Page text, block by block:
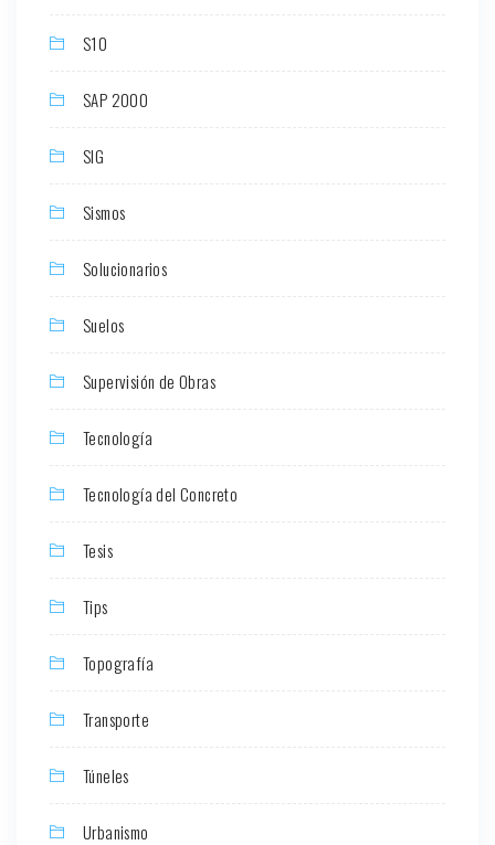
S10
SAP 2000
SIG
Sismos
Solucionarios
Suelos
Supervisión de Obras
Tecnología
Tecnología del Concreto
Tesis
Tips
Topografía
Transporte
Túneles
Urbanismo